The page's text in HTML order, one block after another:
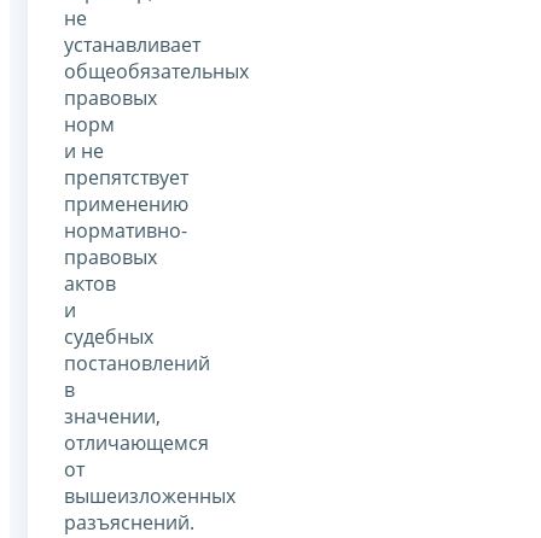
не
устанавливает
общеобязательных
правовых
норм
и не
препятствует
применению
нормативно-
правовых
актов
и
судебных
постановлений
в
значении,
отличающемся
от
вышеизложенных
разъяснений.